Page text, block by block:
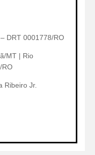
DRT 0001778/RO
MT | Rio
RO
Ribeiro Jr.